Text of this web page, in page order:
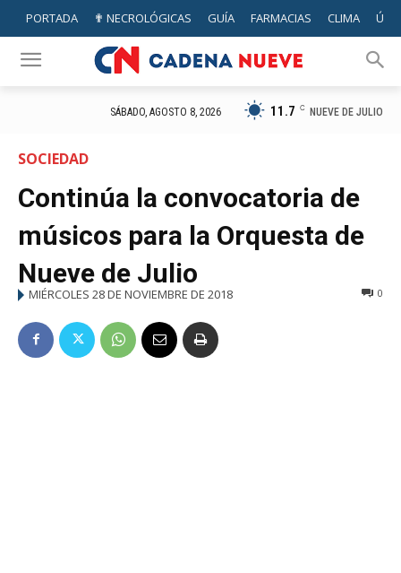
PORTADA ✟ NECROLÓGICAS GUÍA FARMACIAS CLIMA
SÁBADO, AGOSTO 8, 2026 11.7 C NUEVE DE JULIO
SOCIEDAD
Continúa la convocatoria de
músicos para la Orquesta de
Nueve de Julio
MIÉRCOLES 28 DE NOVIEMBRE DE 2018 0